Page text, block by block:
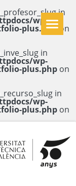
in
wp-
plus.phpon
in
wp-
plus.php on
in
wp-
plus.php on